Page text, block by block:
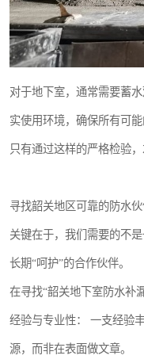
对于地下室，通常需要蓄
实使用环境，确保所有可能
只有通过这样的严格检验
寻找韶关地区可靠的防水
关键在于，我们需要的不
长期“呵护”的合作伙伴。
在寻找“韶关地下室防水补
经验与专业性： 一支经验
源，而非在表面做文章。